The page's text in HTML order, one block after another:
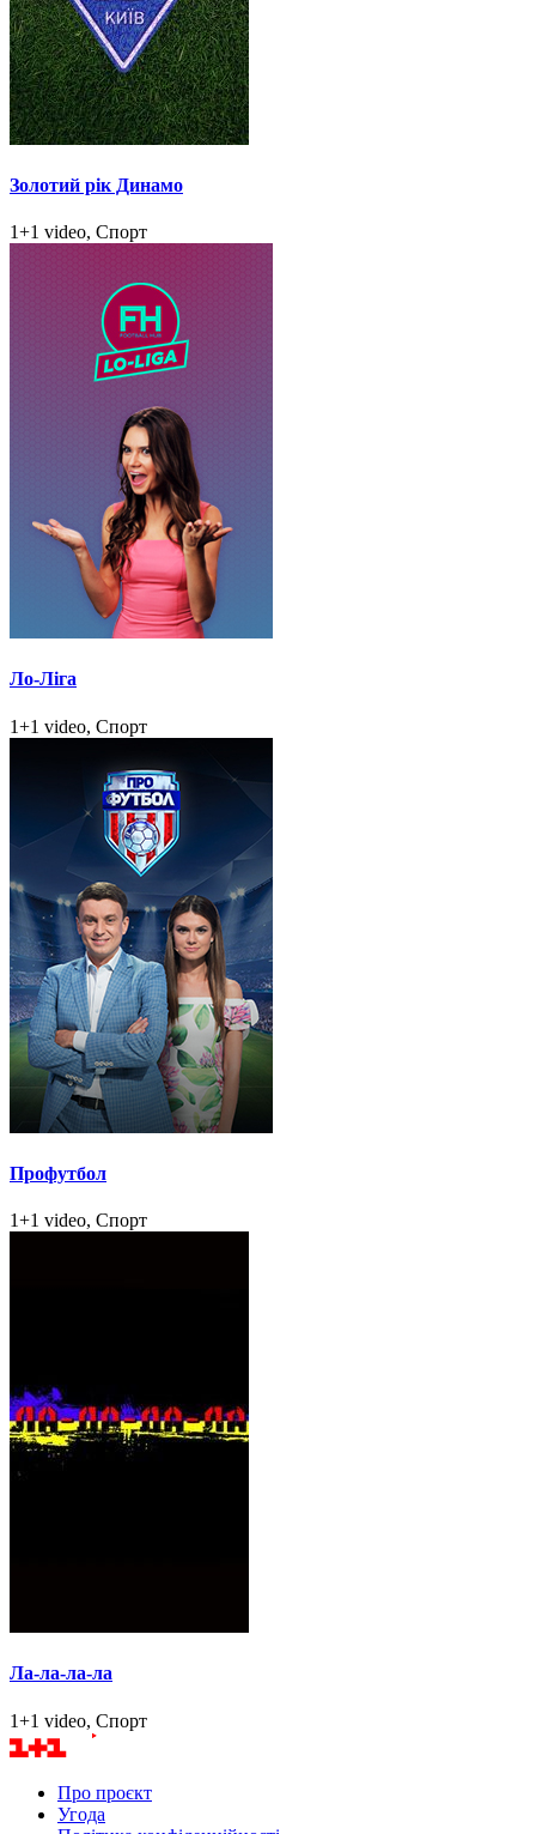
Золотий рік Динамо
1+1 video, Спорт
Ло-Ліга
1+1 video, Спорт
Профутбол
1+1 video, Спорт
Ла-ла-ла-ла
1+1 video, Спорт
Про проєкт
Угода